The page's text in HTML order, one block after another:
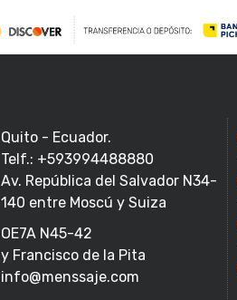
Quito - Ecuador.
Telf.: +593994488880
Av. República del Salvador N34-
140 entre Moscú y Suiza
OE7A N45-42
y Francisco de la Pita
info@menssaje.com